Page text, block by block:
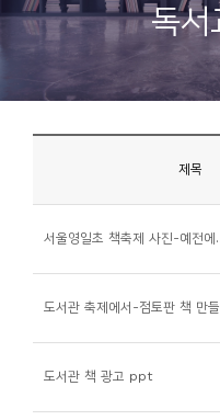
독서
제목
서울영일초 책축제 사진-예전에
도서관 축제에서-점토판 책 만들
도서관 책 광고 ppt
개
지
사
아